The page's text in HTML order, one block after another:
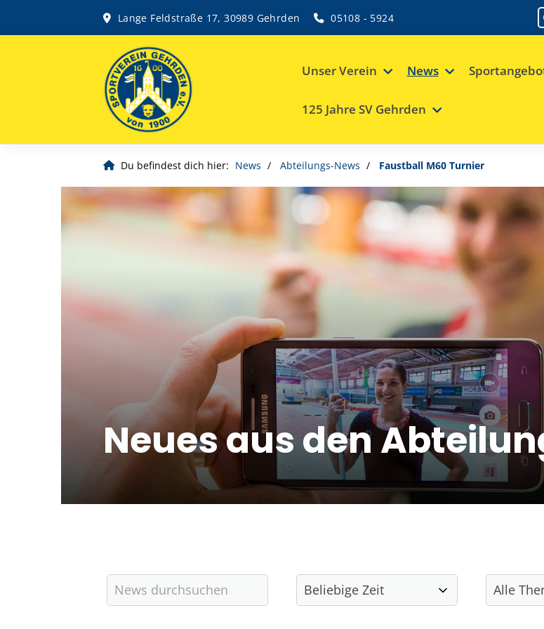
Lange Feldstraße 17, 30989 Gehrden 05108 - 5924
Unser Verein News
125 Jahre SV Gehrden
Du befindest dich hier: News Abteilungs-News Faustball M60 Turnier
Neues aus den